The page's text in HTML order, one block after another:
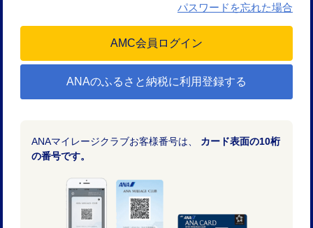
パスワードを忘れた場合
ANAのふるさと納税に利用登録する
ANAマイレージクラブお客様番号は、 カード表面の10桁
の番号です。